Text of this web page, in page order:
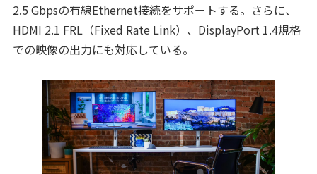
2.5 Gbpsの有線Ethernet接続をサポートする。さらに、
HDMI 2.1 FRL（Fixed Rate Link）、DisplayPort 1.4規格
での映像の出力にも対応している。